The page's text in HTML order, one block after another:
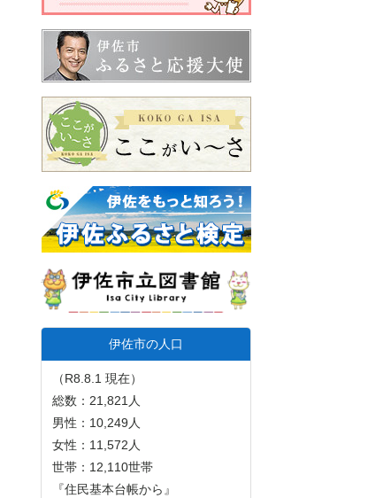
伊佐市の人口
（R8.8.1 現在）
総数：21,821人
男性：10,249人
女性：11,572人
世帯：12,110世帯
『住民基本台帳から』